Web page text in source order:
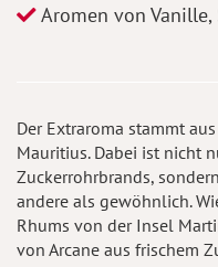
Aromen von
Der Extraroma stammt
Mauritius. Dabei ist nicht
Zuckerrohrbrands,
andere als gewöhnlich.
Rhums von der Insel
von Arcane aus frischem